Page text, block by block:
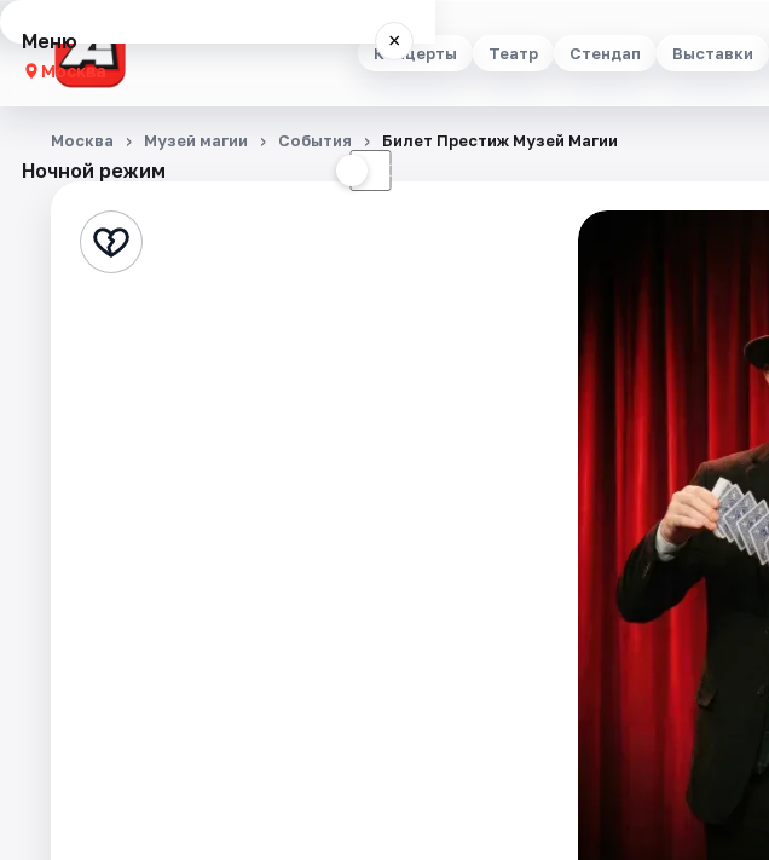
Концерты Театр Стендап Выставки
Меню ×
Москва
Концерты
Стендап
Ночной режим ☾
Москва Музей магии События Билет Престиж Музей Магии